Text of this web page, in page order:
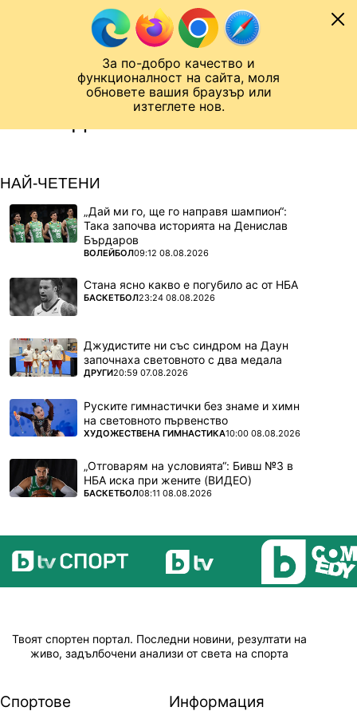
За по-добро качество и
функционалност на сайта, моля
обновете вашия браузър или
изтеглете нов.
Към съдържанието
Лига на Конференциите
НАЙ-ЧЕТЕНИ
„Дай ми го, ще го направя шампион“:
Така започва историята на Денислав
Бърдаров
ПОВЕЧЕ ОТ
ВОЛЕЙБОЛ09:12 08.08.2026
Стана ясно какво е погубило ас от НБА
ПОВЕЧЕ ОТ
БАСКЕТБОЛ23:24 08.08.2026
Джудистите ни със синдром на Даун
започнаха световното с два медала
ПОВЕЧЕ ОТ
ДРУГИ20:59 07.08.2026
Руските гимнастички без знаме и химн
на световното първенство
ПОВЕЧЕ ОТ
ХУДОЖЕСТВЕНА ГИМНАСТИКА10:00 08.08.2026
„Отговарям на условията“: Бивш №3 в
НБА иска при жените (ВИДЕО)
ПОВЕЧЕ ОТ
БАСКЕТБОЛ08:11 08.08.2026
Твоят спортен портал. Последни новини, резултати на
живо, задълбочени анализи от света на спорта
Спортове Информация